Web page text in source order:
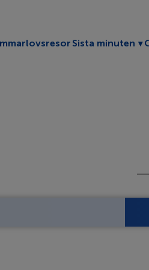
submenu Sista minuten